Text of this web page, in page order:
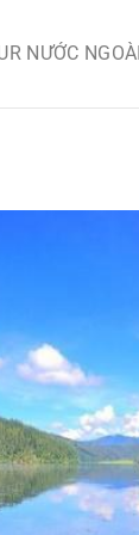
NƯỚC NGOÀI